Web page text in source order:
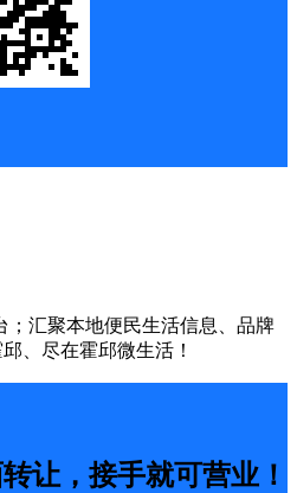
；汇聚本地便民生活信息、品牌
、尽在霍邱微生活！
让，接手就可营业！